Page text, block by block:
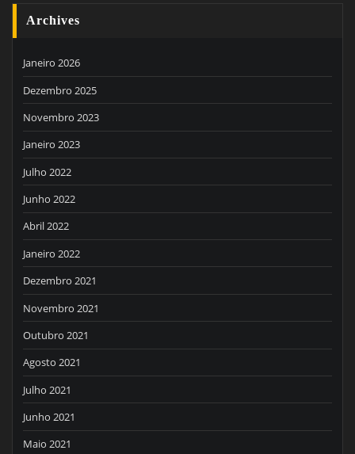
Archives
Janeiro 2026
Dezembro 2025
Novembro 2023
Janeiro 2023
Julho 2022
Junho 2022
Abril 2022
Janeiro 2022
Dezembro 2021
Novembro 2021
Outubro 2021
Agosto 2021
Julho 2021
Junho 2021
Maio 2021